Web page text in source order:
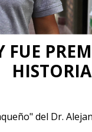
HISTORIA
del Dr.